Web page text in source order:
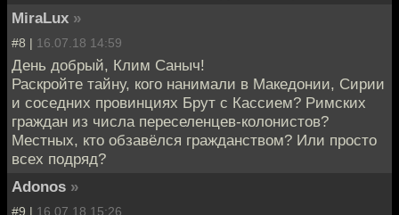
MiraLux »
#8 | 16.07.18 14:59
День добрый, Клим Саныч!
Раскройте тайну, кого нанимали в Македонии, Сирии
и соседних провинциях Брут с Кассием? Римских
граждан из числа переселенцев-колонистов?
Местных, кто обзавёлся гражданством? Или просто
всех подряд?
Adonos »
#9 | 16.07.18 15:26